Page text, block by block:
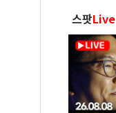
스팟Live